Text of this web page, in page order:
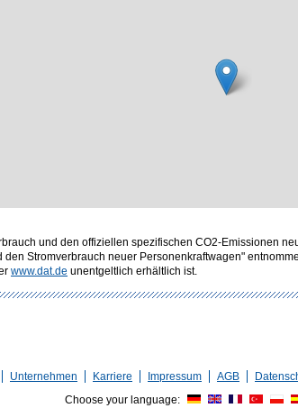
und den offiziellen spezifischen CO2-Emissionen
Stromverbrauch neuer Personenkraftwagen"
www.dat.de unentgeltlich erhältlich ist.
Unternehmen Karriere Impressum AGB
Choose your language: